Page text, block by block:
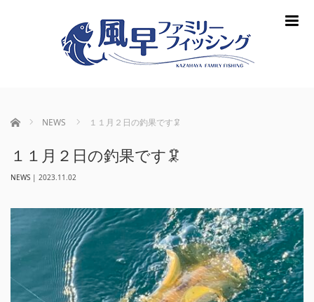
ホーム NEWS １１月２日の釣果です🦑
１１月２日の釣果です🦑
NEWS | 2023.11.02